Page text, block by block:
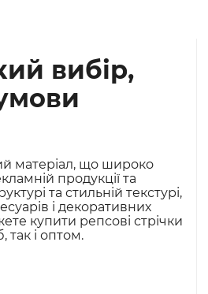
вибір,
матеріал, що широко
продукції та
та стильній текстурі,
і декоративних
купити репсові стрічки
так і оптом.